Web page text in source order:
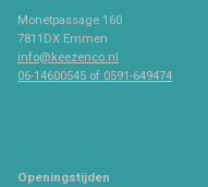
Monetpassage 160
7811DX Emmen
info@keezenco.nl
06-14600545 of 0591-649474
Openingstijden